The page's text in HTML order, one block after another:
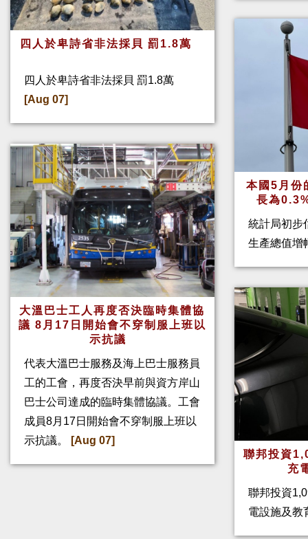
四人於卑詩省非法採貝 罰1.8萬
四人於卑詩省非法採貝 罰1.8萬
[Aug 07]
大溫巴士工人再度否決臨時集體協
議 8月17日開始會不穿制服上班以
示抗議
代表大溫巴士服務及海上巴士服務員
工的工會，再度否決早前與資方岸山
巴士公司達成的臨時集體協議。工會
成員8月17日開始會不穿制服上班以
示抗議。
[Aug 07]
本國5月份
長為
統計局初步
生產總值增
聯邦投資
充
聯邦投資
電設施及教